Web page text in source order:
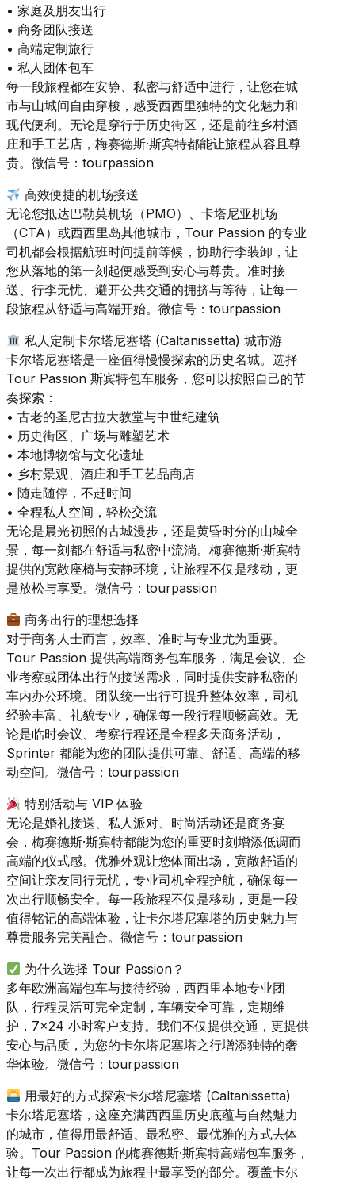
• 家庭及朋友出行
• 商务团队接送
• 高端定制旅行
• 私人团体包车
每一段旅程都在安静、私密与舒适中进行，让您在城
市与山城间自由穿梭，感受西西里独特的文化魅力和
现代便利。无论是穿行于历史街区，还是前往乡村酒
庄和手工艺店，梅赛德斯·斯宾特都能让旅程从容且尊
贵。微信号：tourpassion
高效便捷的机场接送
无论您抵达巴勒莫机场（PMO）、卡塔尼亚机场
（CTA）或西西里岛其他城市，Tour Passion 的专业
司机都会根据航班时间提前等候，协助行李装卸，让
您从落地的第一刻起便感受到安心与尊贵。准时接
送、行李无忧、避开公共交通的拥挤与等待，让每一
段旅程从舒适与高端开始。微信号：tourpassion
私人定制卡尔塔尼塞塔 (Caltanissetta) 城市游
卡尔塔尼塞塔是一座值得慢慢探索的历史名城。选择
Tour Passion 斯宾特包车服务，您可以按照自己的节
奏探索：
• 古老的圣尼古拉大教堂与中世纪建筑
• 历史街区、广场与雕塑艺术
• 本地博物馆与文化遗址
• 乡村景观、酒庄和手工艺品商店
• 随走随停，不赶时间
• 全程私人空间，轻松交流
无论是晨光初照的古城漫步，还是黄昏时分的山城全
景，每一刻都在舒适与私密中流淌。梅赛德斯·斯宾特
提供的宽敞座椅与安静环境，让旅程不仅是移动，更
是放松与享受。微信号：tourpassion
商务出行的理想选择
对于商务人士而言，效率、准时与专业尤为重要。
Tour Passion 提供高端商务包车服务，满足会议、企
业考察或团体出行的接送需求，同时提供安静私密的
车内办公环境。团队统一出行可提升整体效率，司机
经验丰富、礼貌专业，确保每一段行程顺畅高效。无
论是临时会议、考察行程还是全程多天商务活动，
Sprinter 都能为您的团队提供可靠、舒适、高端的移
动空间。微信号：tourpassion
特别活动与 VIP 体验
无论是婚礼接送、私人派对、时尚活动还是商务宴
会，梅赛德斯·斯宾特都能为您的重要时刻增添低调而
高端的仪式感。优雅外观让您体面出场，宽敞舒适的
空间让亲友同行无忧，专业司机全程护航，确保每一
次出行顺畅安全。每一段旅程不仅是移动，更是一段
值得铭记的高端体验，让卡尔塔尼塞塔的历史魅力与
尊贵服务完美融合。微信号：tourpassion
为什么选择 Tour Passion？
多年欧洲高端包车与接待经验，西西里本地专业团
队，行程灵活可完全定制，车辆安全可靠，定期维
护，7×24 小时客户支持。我们不仅提供交通，更提供
安心与品质，为您的卡尔塔尼塞塔之行增添独特的奢
华体验。微信号：tourpassion
用最好的方式探索卡尔塔尼塞塔 (Caltanissetta)
卡尔塔尼塞塔，这座充满西西里历史底蕴与自然魅力
的城市，值得用最舒适、最私密、最优雅的方式去体
验。Tour Passion 的梅赛德斯·斯宾特高端包车服务，
让每一次出行都成为旅程中最享受的部分。覆盖卡尔